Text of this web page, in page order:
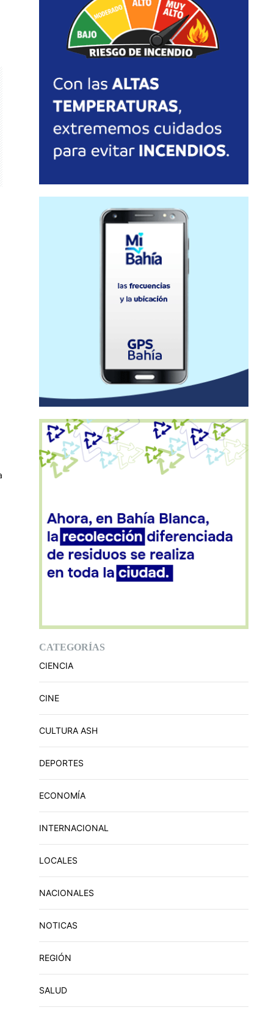
CATEGORÍAS
CIENCIA
CINE
CULTURA ASH
DEPORTES
ECONOMÍA
INTERNACIONAL
LOCALES
NACIONALES
NOTICAS
REGIÓN
SALUD